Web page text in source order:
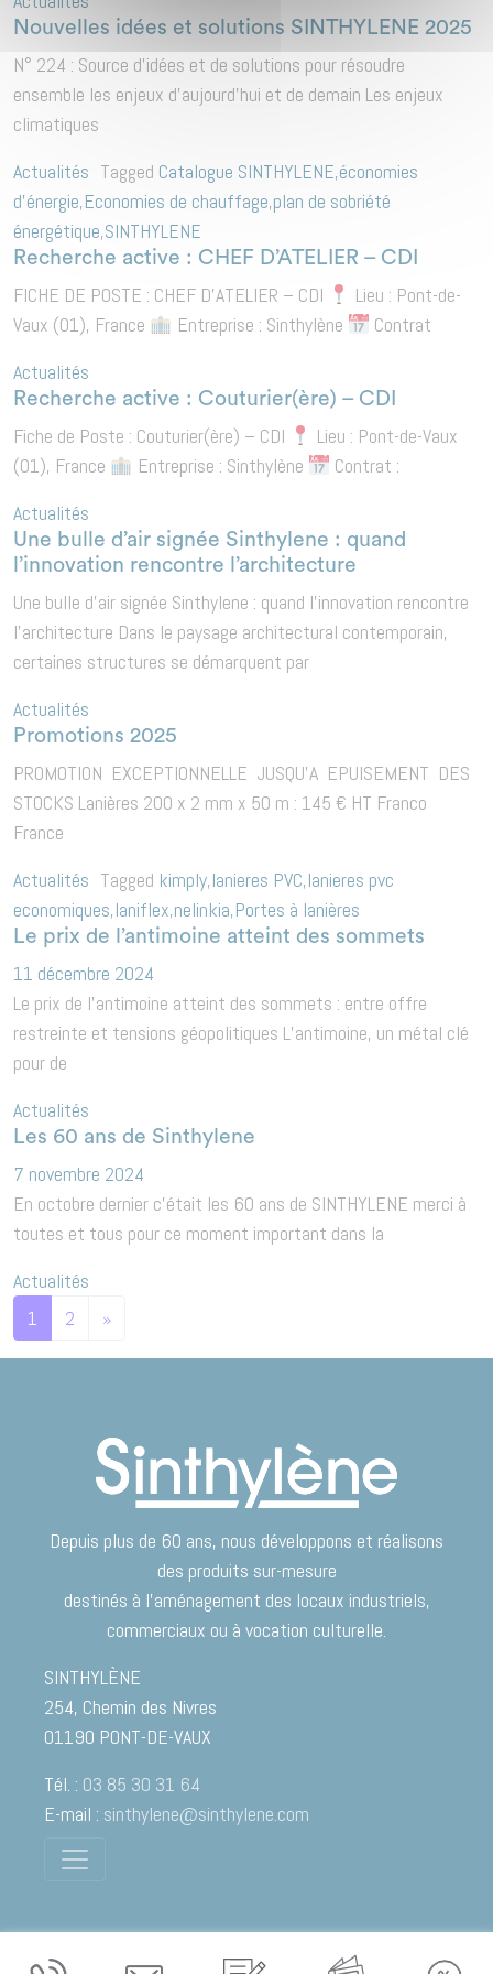
Nouvelles idées et solutions SINTHYLENE 2025
N° 224 : Source d’idées et de solutions pour résoudre
ensemble les enjeux d’aujourd’hui et de demain Les enjeux
climatiques
Actualités Tagged Catalogue SINTHYLENE,économies
d'énergie,Economies de chauffage,plan de sobriété
énergétique,SINTHYLENE
Recherche active : CHEF D’ATELIER – CDI
FICHE DE POSTE : CHEF D’ATELIER – CDI
Lieu : Pont-de-
Vaux (01), France
Entreprise : Sinthylène
Contrat
Actualités
Recherche active : Couturier(ère) – CDI
Fiche de Poste : Couturier(ère) – CDI
Lieu : Pont-de-Vaux
(01), France
Entreprise : Sinthylène
Contrat :
Actualités
Une bulle d’air signée Sinthylene : quand
l’innovation rencontre l’architecture
Une bulle d’air signée Sinthylene : quand l’innovation rencontre
l’architecture Dans le paysage architectural contemporain,
certaines structures se démarquent par
Actualités
Promotions 2025
PROMOTION EXCEPTIONNELLE JUSQU’A EPUISEMENT DES
STOCKS Lanières 200 x 2 mm x 50 m : 145 € HT Franco
France
Actualités Tagged kimply,lanieres PVC,lanieres pvc
economiques,laniflex,nelinkia,Portes à lanières
Le prix de l’antimoine atteint des sommets
11 décembre 2024
Le prix de l’antimoine atteint des sommets : entre offre
restreinte et tensions géopolitiques L’antimoine, un métal clé
pour de
Actualités
Les 60 ans de Sinthylene
7 novembre 2024
En octobre dernier c’était les 60 ans de SINTHYLENE merci à
toutes et tous pour ce moment important dans la
Actualités
POSTS NAVIGATION
1 2 »
Depuis plus de 60 ans, nous développons et réalisons
des produits sur-mesure
destinés à l’aménagement des locaux industriels,
commerciaux ou à vocation culturelle.
SINTHYLÈNE
254, Chemin des Nivres
01190 PONT-DE-VAUX
Tél. : 03 85 30 31 64
E-mail : sinthylene@sinthylene.com